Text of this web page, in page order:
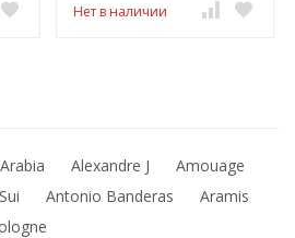
Нет в наличии
Alexandre J
Amouage
Antonio Banderas
Aramis